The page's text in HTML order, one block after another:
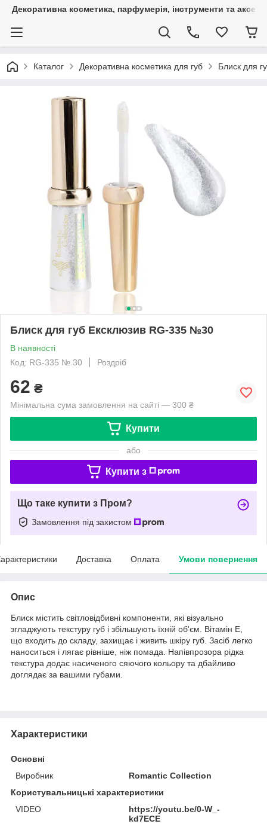
Декоративна косметика, парфумерія, інструменти та
Каталог Декоративна косметика для губ Блиск для
Блиск для губ Ексклюзив RG-335 №30
В наявності
Код: RG-335 № 30
Роздріб
62 ₴
Мінімальна сума замовлення на сайті — 300 ₴
Купити
або
Купити з
Що таке купити з Пром?
Замовлення під захистом
Доставка Оплата Умови повернення
Опис
Блиск містить світловідбивні компоненти, які візуально
згладжують текстуру губ і збільшують їхній об'єм. Вітамін Е,
що входить до складу, захищає і живить шкіру губ. Засіб легко
наноситься і лягає рівніше, ніж помада. Напівпрозора рідка
текстура додає насиченого сяючого кольору та дбайливо
доглядає за вашими губами.
Характеристики
Основні
Виробник
Romantic Collection
Користувальницькі характеристики
VIDEO
https://youtu.be/0-W_-
kd7ECE